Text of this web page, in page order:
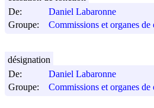
De:
Daniel Labaronne
Groupe:
Commissions et organes de
De:
Daniel Labaronne
Groupe:
Commissions et organes de
désignation